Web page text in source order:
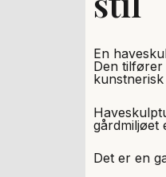
En
Den
gårdmiljøet
Det er en